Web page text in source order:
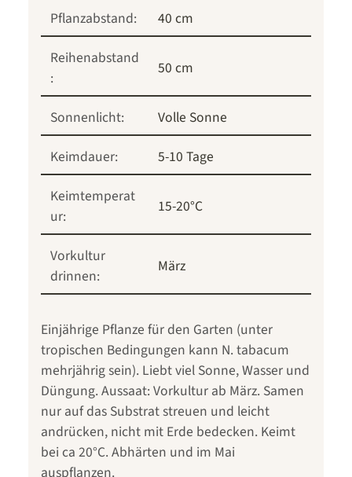
Pflanzabstand:
40 cm
Reihenabstand
:
50 cm
Sonnenlicht:
Volle Sonne
Keimdauer:
5-10 Tage
Keimtemperat
ur:
15-20°C
Vorkultur
drinnen:
März
Einjährige Pflanze für den Garten (unter
tropischen Bedingungen kann N. tabacum
mehrjährig sein). Liebt viel Sonne, Wasser und
Düngung. Aussaat: Vorkultur ab März. Samen
nur auf das Substrat streuen und leicht
andrücken, nicht mit Erde bedecken. Keimt
bei ca 20°C. Abhärten und im Mai
auspflanzen.